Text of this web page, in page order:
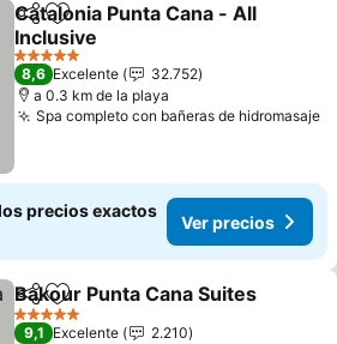
CompartirAgregar a favoritos
Catalonia Punta Cana - All
Inclusive
Ver precios
5 Estrellas
8,6 Excelente
32.752
a 0.3 km de la playa
Spa completo con bañeras de hidromasaje
precios exactos
Ver precios
CompartirAgregar a favoritos
Bakour Punta Cana Suites
5 Estrellas
9,1 Excelente
2.210